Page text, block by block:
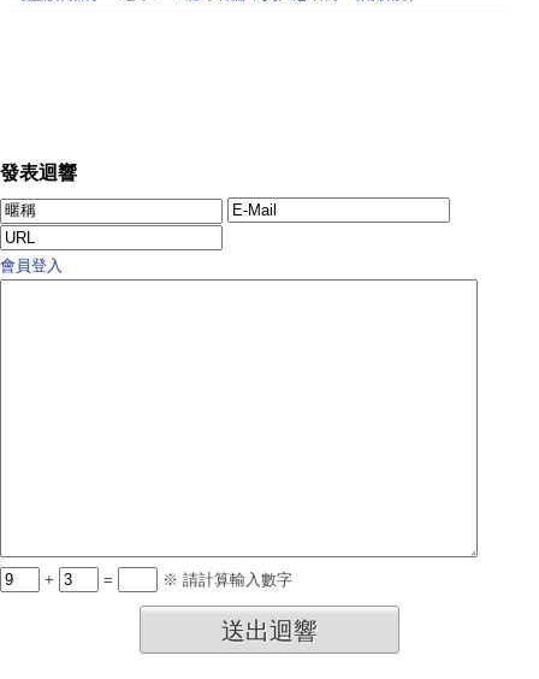
發表迴響
會員登入
+ = ※ 請計算輸入數字
送出迴響